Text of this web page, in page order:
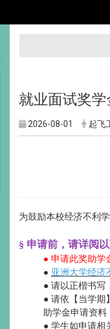
就业面试奖学
2026-08-01 起飞
为鼓励本校经济不利
§ 申请前，请详阅
● 申请此奖助学
● 亚洲大学经济
● 请以正楷书写
● 请依【当学期
助学金申请资料
● 学生如申请相